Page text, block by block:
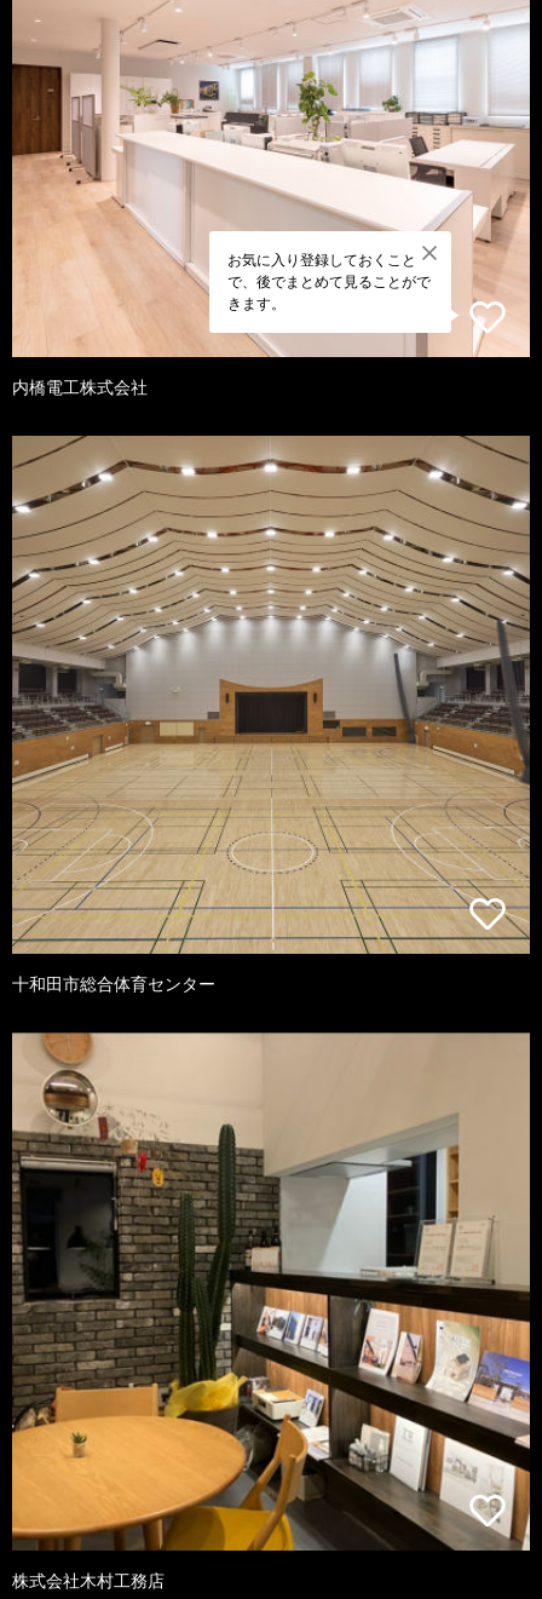
お気に入り登録しておくこと
で、後でまとめて見ることがで
きます。
内橋電工株式会社
十和田市総合体育センター
株式会社木村工務店